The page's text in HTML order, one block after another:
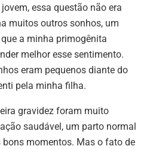
essa questão não era
muitos outros sonhos, um
a minha primogênita
melhor esse sentimento.
eram pequenos diante do
pela minha filha.
gravidez foram muito
saudável, um parto normal
momentos. Mas o fato de